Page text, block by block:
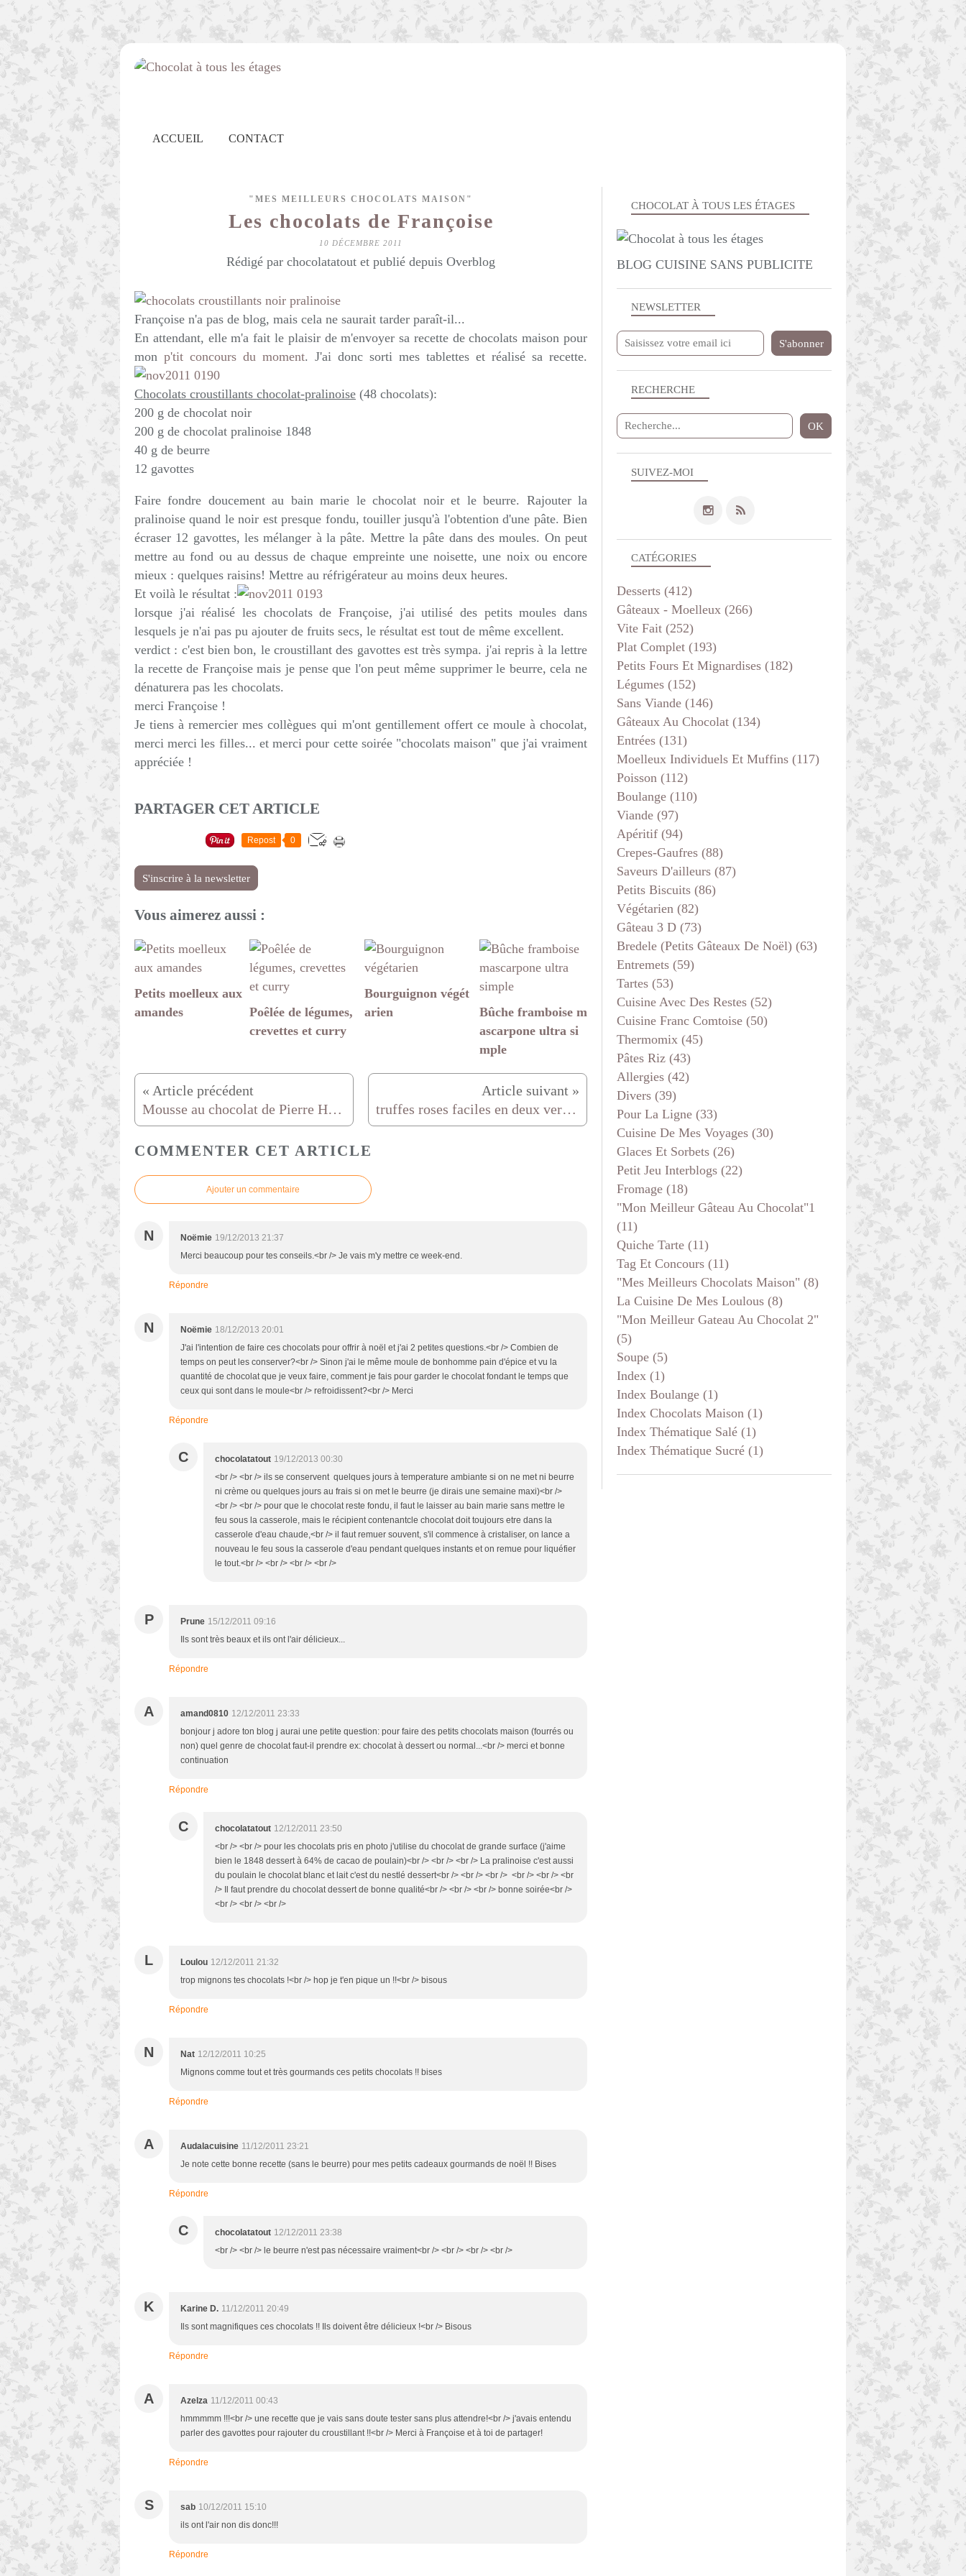
ACCUEIL CONTACT
"MES MEILLEURS CHOCOLATS MAISON"
Les chocolats de Françoise
10 DÉCEMBRE 2011
Rédigé par chocolatatout et publié depuis Overblog
Françoise n'a pas de blog, mais cela ne saurait tarder paraît-il...
En attendant, elle m'a fait le plaisir de m'envoyer sa recette de chocolats maison pour
mon p'tit concours du moment. J'ai donc sorti mes tablettes et réalisé sa recette.
Chocolats croustillants chocolat-pralinoise (48 chocolats):
200 g de chocolat noir
200 g de chocolat pralinoise 1848
40 g de beurre
12 gavottes
Faire fondre doucement au bain marie le chocolat noir et le beurre. Rajouter la
pralinoise quand le noir est presque fondu, touiller jusqu'à l'obtention d'une pâte. Bien
écraser 12 gavottes, les mélanger à la pâte. Mettre la pâte dans des moules. On peut
mettre au fond ou au dessus de chaque empreinte une noisette, une noix ou encore
mieux : quelques raisins! Mettre au réfrigérateur au moins deux heures.
Et voilà le résultat :
lorsque j'ai réalisé les chocolats de Françoise, j'ai utilisé des petits moules dans
lesquels je n'ai pas pu ajouter de fruits secs, le résultat est tout de même excellent.
verdict : c'est bien bon, le croustillant des gavottes est très sympa. j'ai repris à la lettre
la recette de Françoise mais je pense que l'on peut même supprimer le beurre, cela ne
dénaturera pas les chocolats.
merci Françoise !
Je tiens à remercier mes collègues qui m'ont gentillement offert ce moule à chocolat,
merci merci les filles... et merci pour cette soirée "chocolats maison" que j'ai vraiment
appréciée !
PARTAGER CET ARTICLE
Repost 0
S'inscrire à la newsletter
Vous aimerez aussi :
Petits moelleux aux
amandes
Poêlée de légumes,
crevettes et curry
Bourguignon végét
arien
Bûche framboise m
ascarpone ultra si
mple
Mousse au chocolat de Pierre Hermé truffes roses faciles en deux versions (beurre ou amandes)
COMMENTER CET ARTICLE
Ajouter un commentaire
N Noëmie 19/12/2013 21:37
Merci beaucoup pour tes conseils.<br /> Je vais m'y mettre ce week-end.
Répondre
N Noëmie 18/12/2013 20:01
J'ai l'intention de faire ces chocolats pour offrir à noël et j'ai 2 petites questions.<br /> Combien de
temps on peut les conserver?<br /> Sinon j'ai le même moule de bonhomme pain d'épice et vu la
quantité de chocolat que je veux faire, comment je fais pour garder le chocolat fondant le temps que
ceux qui sont dans le moule<br /> refroidissent?<br /> Merci
Répondre
C chocolatatout 19/12/2013 00:30
<br /> <br /> ils se conservent quelques jours à temperature ambiante si on ne met ni beurre
ni crème ou quelques jours au frais si on met le beurre (je dirais une semaine maxi)<br />
<br /> <br /> pour que le chocolat reste fondu, il faut le laisser au bain marie sans mettre le
feu sous la casserole, mais le récipient contenantcle chocolat doit toujours etre dans la
casserole d'eau chaude,<br /> il faut remuer souvent, s'il commence à cristaliser, on lance a
nouveau le feu sous la casserole d'eau pendant quelques instants et on remue pour liquéfier
le tout.<br /> <br /> <br /> <br />
P Prune 15/12/2011 09:16
Ils sont très beaux et ils ont l'air délicieux...
Répondre
A amand0810 12/12/2011 23:33
bonjour j adore ton blog j aurai une petite question: pour faire des petits chocolats maison (fourrés ou
non) quel genre de chocolat faut-il prendre ex: chocolat à dessert ou normal...<br /> merci et bonne
continuation
Répondre
C chocolatatout 12/12/2011 23:50
<br /> <br /> pour les chocolats pris en photo j'utilise du chocolat de grande surface (j'aime
bien le 1848 dessert à 64% de cacao de poulain)<br /> <br /> <br /> La pralinoise c'est aussi
du poulain le chocolat blanc et lait c'est du nestlé dessert<br /> <br /> <br /> <br /> <br /> <br
/> Il faut prendre du chocolat dessert de bonne qualité<br /> <br /> <br /> bonne soirée<br />
<br /> <br /> <br />
L Loulou 12/12/2011 21:32
trop mignons tes chocolats !<br /> hop je t'en pique un !!<br /> bisous
Répondre
N Nat 12/12/2011 10:25
Mignons comme tout et très gourmands ces petits chocolats !! bises
Répondre
A Audalacuisine 11/12/2011 23:21
Je note cette bonne recette (sans le beurre) pour mes petits cadeaux gourmands de noël !! Bises
Répondre
C chocolatatout 12/12/2011 23:38
<br /> <br /> le beurre n'est pas nécessaire vraiment<br /> <br /> <br /> <br />
K Karine D. 11/12/2011 20:49
Ils sont magnifiques ces chocolats !! Ils doivent être délicieux !<br /> Bisous
Répondre
A Azelza 11/12/2011 00:43
hmmmmm !!!<br /> une recette que je vais sans doute tester sans plus attendre!<br /> j'avais entendu
parler des gavottes pour rajouter du croustillant !!<br /> Merci à Françoise et à toi de partager!
Répondre
S sab 10/12/2011 15:10
ils ont l'air non dis donc!!!
Répondre
NEWSLETTER
SUIVEZ-MOI
RECHERCHE
CHOCOLAT À TOUS LES ÉTAGES
BLOG CUISINE SANS PUBLICITE
CATÉGORIES
Desserts (412)
Gâteaux - Moelleux (266)
Vite Fait (252)
Plat Complet (193)
Petits Fours Et Mignardises (182)
Légumes (152)
Sans Viande (146)
Gâteaux Au Chocolat (134)
Entrées (131)
Moelleux Individuels Et Muffins (117)
Poisson (112)
Boulange (110)
Viande (97)
Apéritif (94)
Crepes-Gaufres (88)
Saveurs D'ailleurs (87)
Petits Biscuits (86)
Végétarien (82)
Gâteau 3 D (73)
Bredele (petits Gâteaux De Noël) (63)
Entremets (59)
Tartes (53)
Cuisine Avec Des Restes (52)
Cuisine Franc Comtoise (50)
Thermomix (45)
Pâtes Riz (43)
Allergies (42)
Divers (39)
Pour La Ligne (33)
Cuisine De Mes Voyages (30)
Glaces Et Sorbets (26)
Petit Jeu Interblogs (22)
Fromage (18)
"mon Meilleur Gâteau Au Chocolat"1
(11)
Quiche Tarte (11)
Tag Et Concours (11)
"mes Meilleurs Chocolats Maison" (8)
La Cuisine De Mes Loulous (8)
"mon Meilleur Gateau Au Chocolat 2"
(5)
Soupe (5)
Index (1)
Index Boulange (1)
Index Chocolats Maison (1)
Index Thématique Salé (1)
Index Thématique Sucré (1)